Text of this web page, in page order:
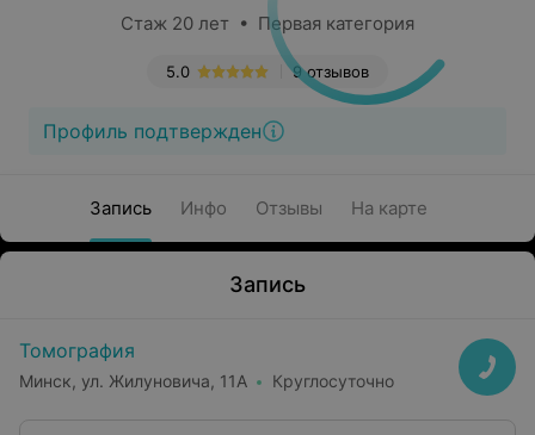
Стаж 20 лет • Первая категория
9 отзывов
5.0
Профиль подтвержден
Запись Инфо Отзывы На карте
Запись
Томография
Минск, ул. Жилуновича, 11А Круглосуточно